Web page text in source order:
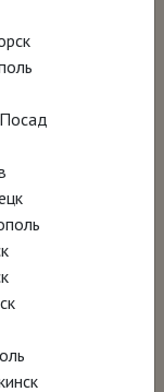
выставке
«Сада
как
и
Босха в
которых
Рушди,